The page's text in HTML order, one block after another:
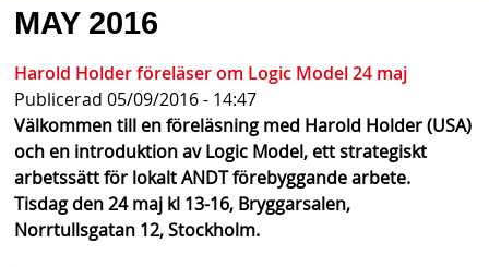
MAY 2016
Harold Holder föreläser om Logic Model 24 maj
Publicerad05/09/2016 - 14:47
Välkommen till en föreläsning med Harold Holder (USA)
och en introduktion av Logic Model, ett strategiskt
arbetssätt för lokalt ANDT förebyggande arbete. ​
Tisdag den 24 maj kl 13-16, Bryggarsalen,
Norrtullsgatan 12, Stockholm.